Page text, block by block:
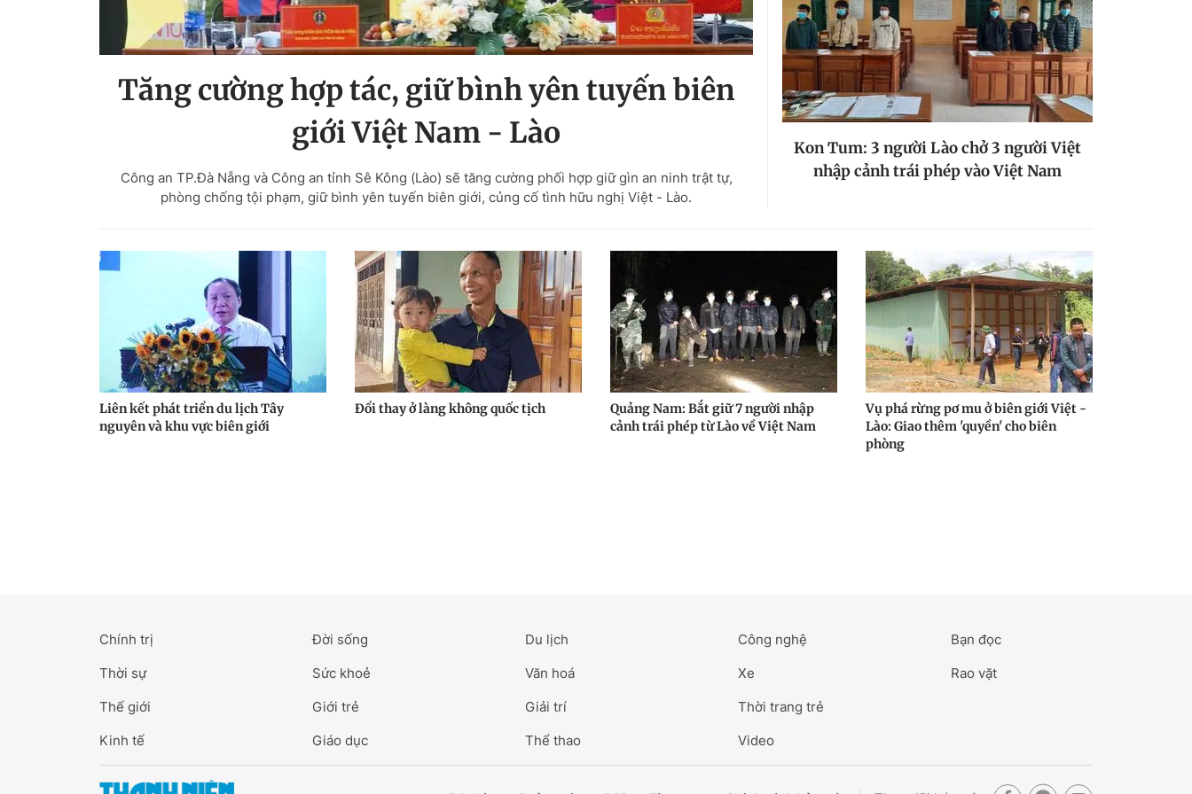
Tăng cường hợp tác, giữ bình yên tuyến biên
giới Việt Nam - Lào
Công an TP.Đà Nẵng và Công an tỉnh Sê Kông (Lào) sẽ tăng cường phối hợp giữ gìn an ninh trật tự,
phòng chống tội phạm, giữ bình yên tuyến biên giới, củng cố tình hữu nghị Việt - Lào.
Kon Tum: 3 người Lào chở 3 người Việt
nhập cảnh trái phép vào Việt Nam
Liên kết phát triển du lịch Tây
nguyên và khu vực biên giới
Đổi thay ở làng không quốc tịch
Quảng Nam: Bắt giữ 7 người nhập
cảnh trái phép từ Lào về Việt Nam
Vụ phá rừng pơ mu ở biên giới Việt -
Lào: Giao thêm 'quyền' cho biên
phòng
Chính trị
Thời sự
Thế giới
Kinh tế
Đời sống
Sức khoẻ
Giới trẻ
Giáo dục
Du lịch
Văn hoá
Giải trí
Thể thao
Công nghệ
Xe
Thời trang trẻ
Video
Bạn đọc
Rao vặt